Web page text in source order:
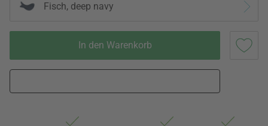
Fisch, deep navy
In den Warenkorb